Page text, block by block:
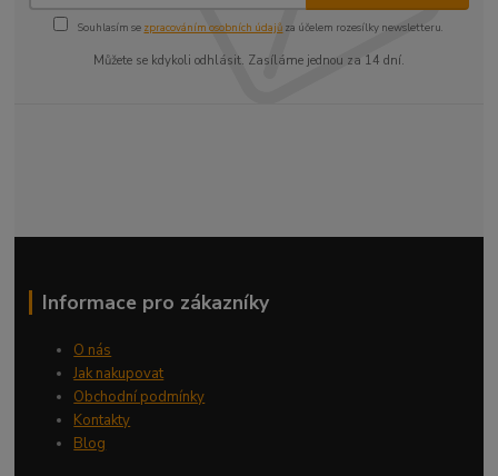
Souhlasím se zpracováním osobních údajů za účelem rozesílky newsletteru.
Můžete se kdykoli odhlásit. Zasíláme jednou za 14 dní.
Informace pro zákazníky
O nás
Jak nakupovat
Obchodní podmínky
Kontakty
Blog